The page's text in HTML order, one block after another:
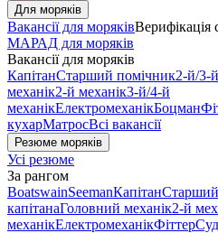
Для моряків
Вакансії для моряківВерифікація
МАРАД для моряків
Вакансії для моряків
КапітанСтарший помічник2-й/3-
механік2-й механік3-й/4-й
механікЕлектромеханікБоцман
кухарМатросВсі вакансії
Резюме моряків
Усі резюме
За рангом
BoatswainSeemanКапітан
капітанаГоловний механік2-й
механікЕлектромеханікФіттер